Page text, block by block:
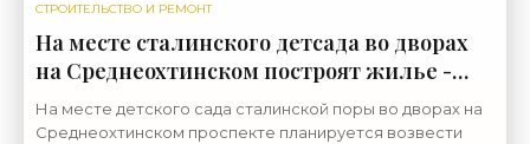
СТРОИТЕЛЬСТВО И РЕМОНТ
На месте сталинского детсада во дворах
на Среднеохтинском построят жилье -
«Свежие новости строительства»
На месте детского сада сталинской поры во дворах на
Среднеохтинском проспекте планируется возвести